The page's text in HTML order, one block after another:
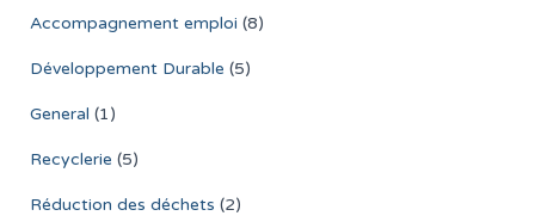
Accompagnement emploi (8)
Développement Durable (5)
General (1)
Recyclerie (5)
Réduction des déchets (2)